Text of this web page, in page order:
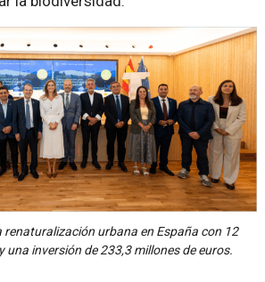
renaturalización urbana en España con 12
una inversión de 233,3 millones de euros.